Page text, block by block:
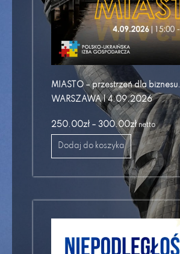
MIASTO – przestrzeń dla biznesu.
WARSZAWA | 4.09.2026
250.00zł – 300.00zł netto
Dodaj do koszyka